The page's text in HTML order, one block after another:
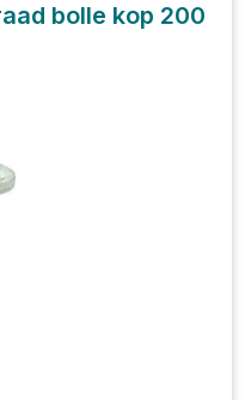
bolle kop 200